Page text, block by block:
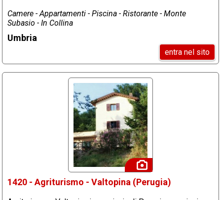
Camere - Appartamenti - Piscina - Ristorante - Monte
Subasio - In Collina
Umbria
entra nel sito
1420 - Agriturismo - Valtopina (Perugia)